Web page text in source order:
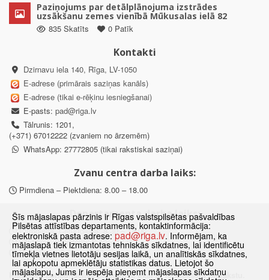
Paziņojums par detālplānojuma izstrādes
uzsākšanu zemes vienībā Mūkusalas ielā 82
835 Skatīts
0 Patīk
Kontakti
Dzirnavu iela 140, Rīga, LV-1050
E-adrese (primārais saziņas kanāls)
E-adrese (tikai e-rēķinu iesniegšanai)
E-pasts: pad@riga.lv
Tālrunis: 1201,
(+371) 67012222 (zvaniem no ārzemēm)
WhatsApp: 27772805 (tikai rakstiskai saziņai)
Zvanu centra darba laiks:
Pirmdiena – Piektdiena: 8.00 – 18.00
Departamenta darba laiks:
Pirmdiena, Ceturtdiena: 8.30 – 18.00
Otrdiena, Trešdiena: 8.30 – 17.00
Piektdiena: 8.30 – 15.00
Klātienes konsultācijas pieejamas tikai ar iepriekšēju pierakstu.
Šīs mājaslapas pārzinis ir Rīgas valstspilsētas pašvaldības
Pilsētas attīstības departaments, kontaktinformācija:
elektroniskā pasta adrese: pad@riga.lv. Informējam, ka
mājaslapā tiek izmantotas tehniskās sīkdatnes, lai identificētu
tīmekļa vietnes lietotāju sesijas laikā, un analītiskās sīkdatnes,
lai apkopotu apmeklētāju statistikas datus. Lietojot šo
mājaslapu, Jums ir iespēja pieņemt mājaslapas sīkdatņu